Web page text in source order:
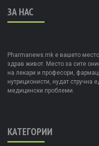
ЗА НАС
Pharmanews.mk е вашето
здрав живот. Место за сите
на лекари и професори,
нутриционисти, нудат стручна
медицински проблеми.
КАТЕГОРИИ